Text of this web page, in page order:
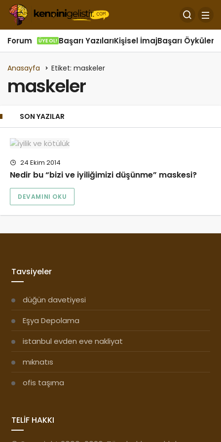
Forum ÜYE OL! Başarı YazılarıKişisel İmajBaşarı Öyküleri
Anasayfa Etiket: maskeler
maskeler
SON YAZILAR
24 Ekim 2014
Nedir bu “bizi ve iyiliğimizi düşünme” maskesi?
DEVAMINI OKU
Tavsiyeler
düğün davetiyesi
Eşya Depolama
istanbul evden eve nakliyat
mıknatıs
ofis taşıma
TELİF HAKKI